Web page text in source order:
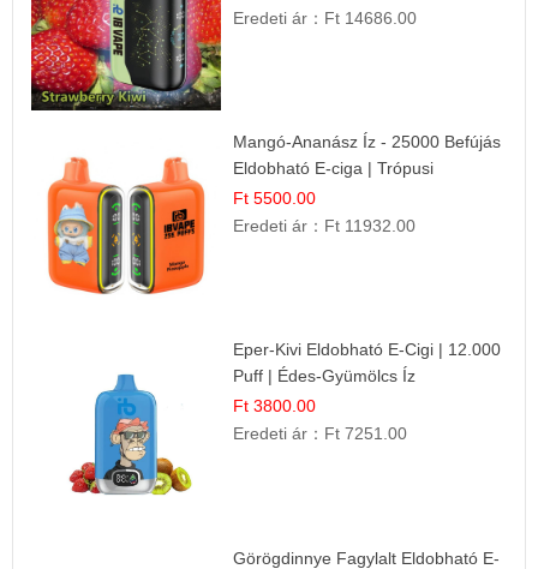
Eredeti ár： Ft 14686.00
Mangó-Ananász Íz - 25000 Befújás
Eldobható E-ciga | Trópusi
Gyümölcs Élmény!
Ft 5500.00
Eredeti ár： Ft 11932.00
Eper-Kivi Eldobható E-Cigi | 12.000
Puff | Édes-Gyümölcs Íz
Ft 3800.00
Eredeti ár： Ft 7251.00
Görögdinnye Fagylalt Eldobható E-